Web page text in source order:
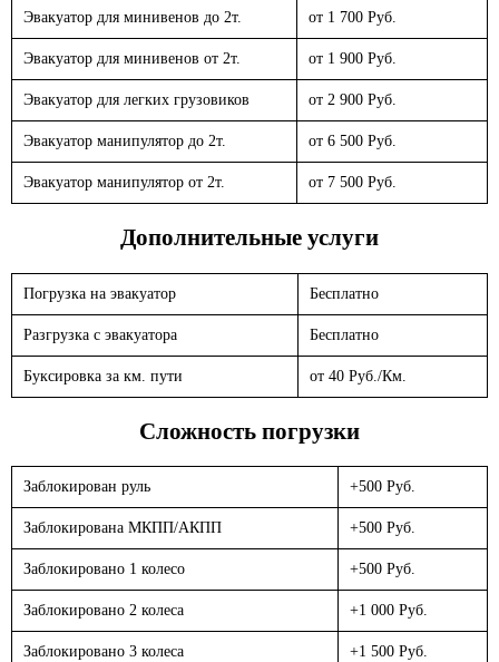
Эвакуатор для минивенов до 2т. от 1 700 Руб.
Эвакуатор для минивенов от 2т. от 1 900 Руб.
Эвакуатор для легких грузовиков от 2 900 Руб.
Эвакуатор манипулятор до 2т. от 6 500 Руб.
Эвакуатор манипулятор от 2т. от 7 500 Руб.
Дополнительные услуги
Погрузка на эвакуатор Бесплатно
Разгрузка с эвакуатора Бесплатно
Буксировка за км. пути от 40 Руб./Км.
Сложность погрузки
Заблокирован руль +500 Руб.
Заблокирована МКПП/АКПП +500 Руб.
Заблокировано 1 колесо +500 Руб.
Заблокировано 2 колеса +1 000 Руб.
Заблокировано 3 колеса +1 500 Руб.